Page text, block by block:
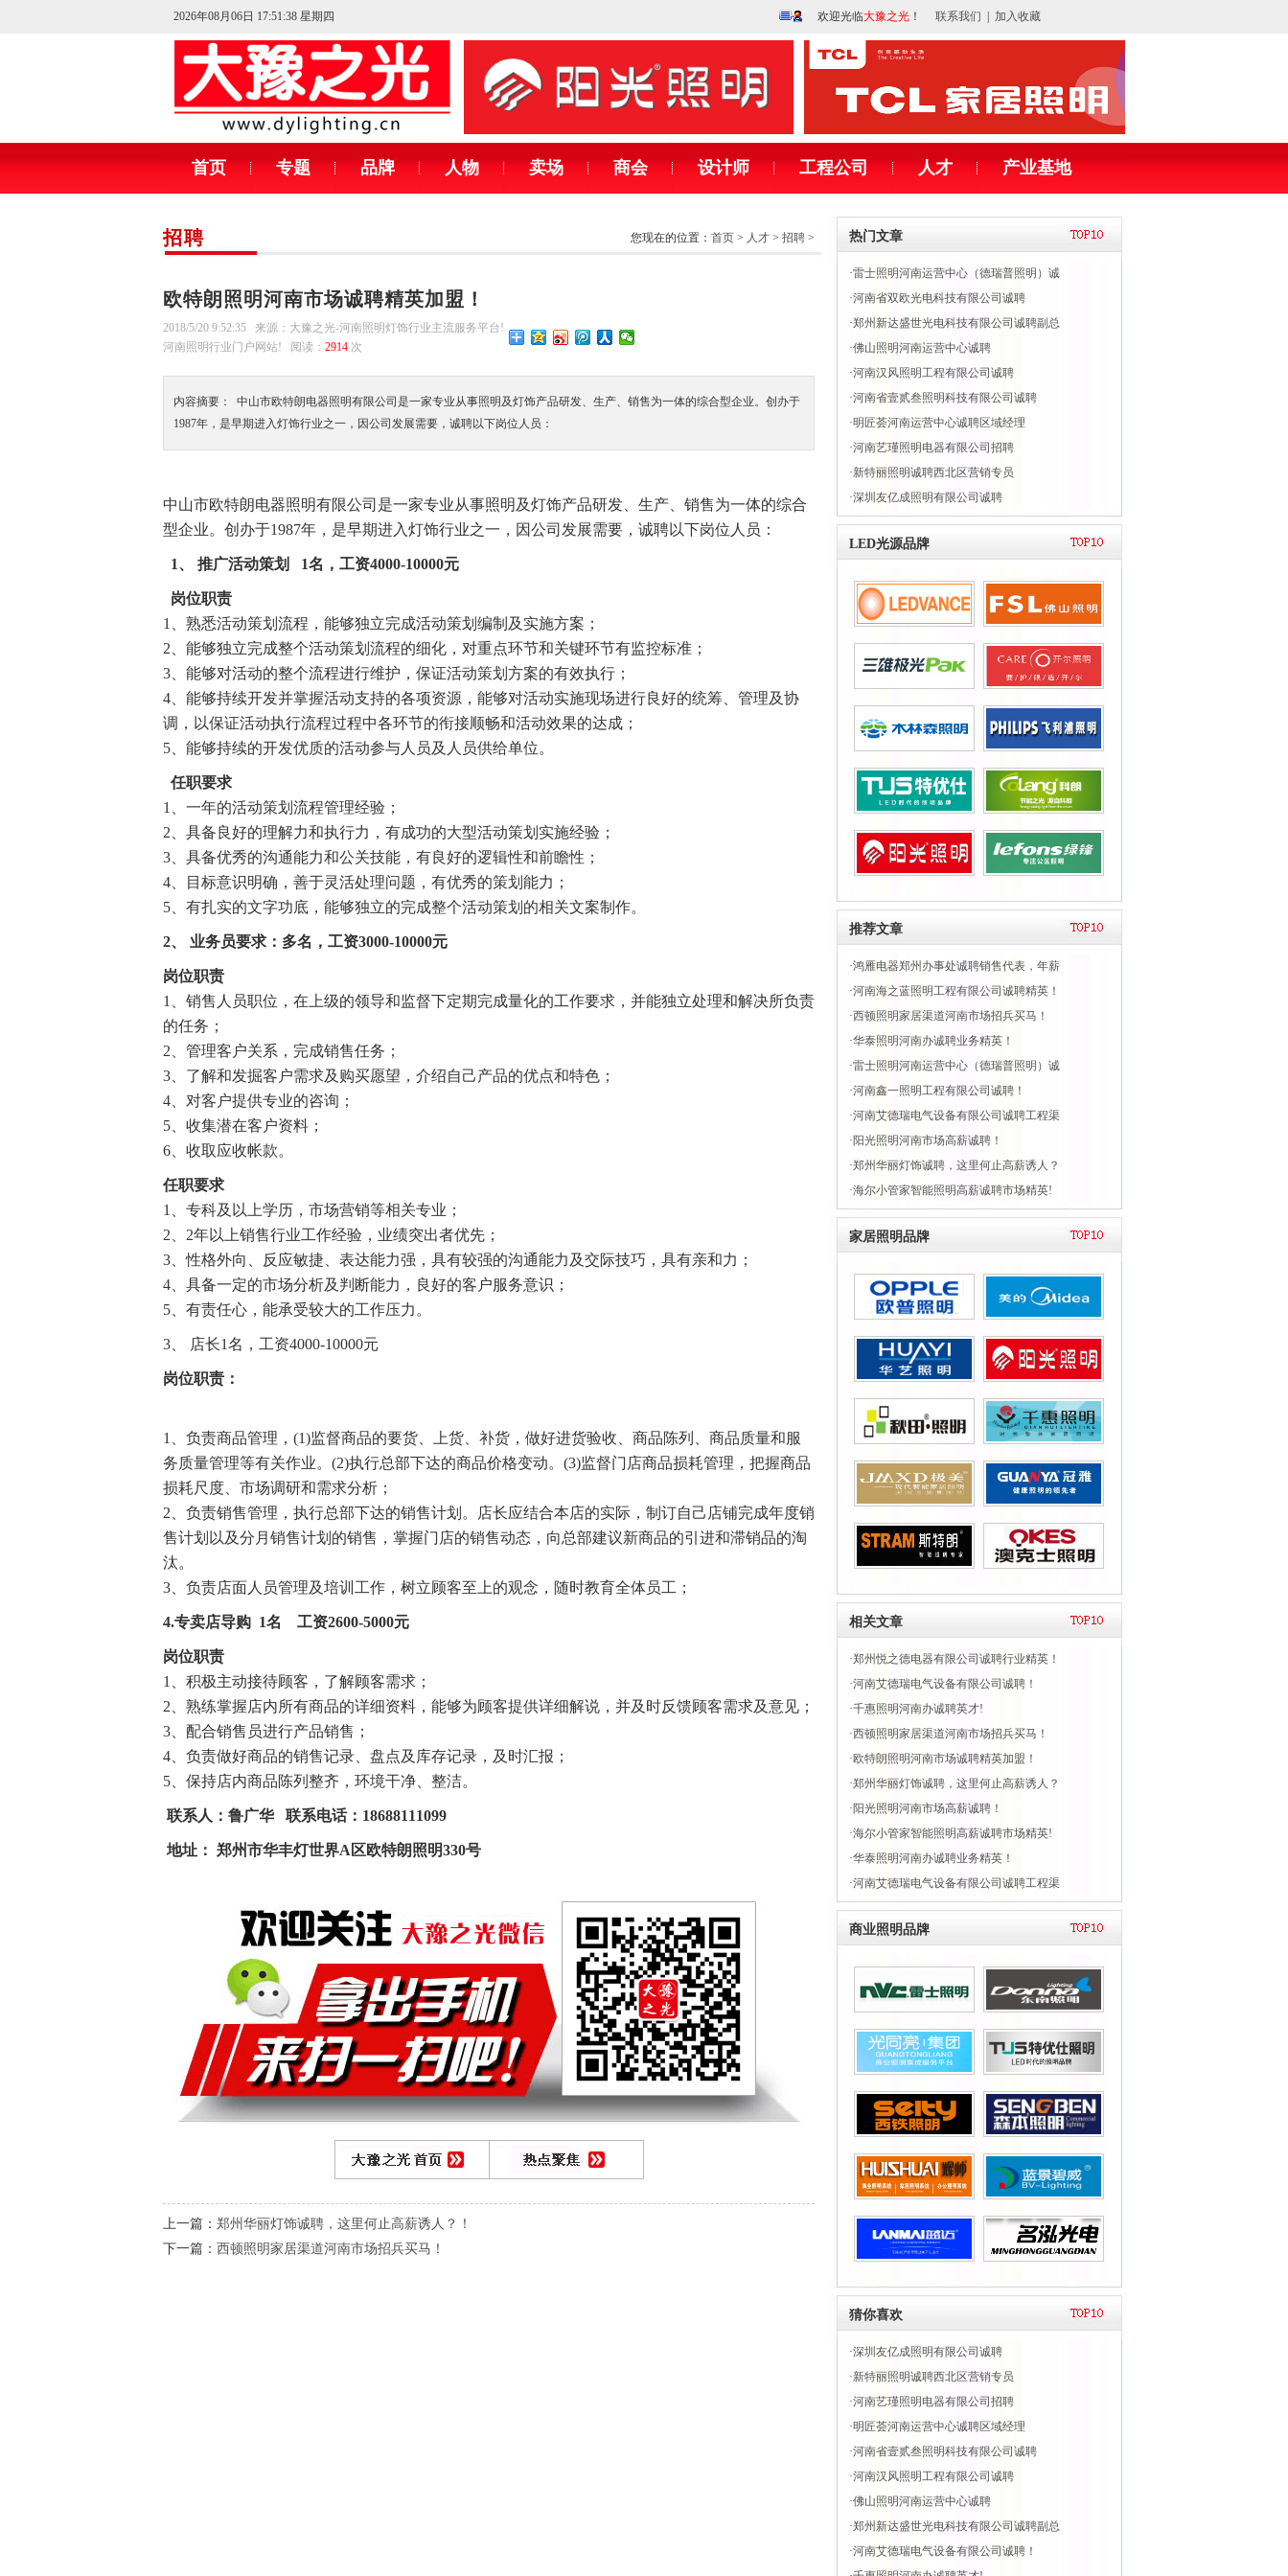
2026年08月06日 17:51:38 星期四 欢迎光临大豫之光 ！ 联系我们 加入收藏
首页 专题 品牌 人物 卖场 商会 设计师 工程公司 人才 产业基地
招聘 您现在的位置： 首页 > 人才 > 招聘 >
欧特朗照明河南市场诚聘精英加盟！
2018/5/20 9:52:35 来源：大豫之光-河南照明灯饰行业主流服务平台!
河南照明行业门户网站! 阅读： 2914 次
内容摘要： 中山市欧特朗电器照明有限公司是一家专业从事照明及灯饰产品研发、生产、销售为一体的综合型企业。创办于
1987年，是早期进入灯饰行业之一，因公司发展需要，诚聘以下岗位人员：
中山市欧特朗电器照明有限公司是一家专业从事照明及灯饰产品研发、生产、销售为一体的综合
型企业。创办于1987年，是早期进入灯饰行业之一，因公司发展需要，诚聘以下岗位人员：
1、 推广活动策划 1名，工资4000-10000元
岗位职责
1、熟悉活动策划流程，能够独立完成活动策划编制及实施方案；
2、能够独立完成整个活动策划流程的细化，对重点环节和关键环节有监控标准；
3、能够对活动的整个流程进行维护，保证活动策划方案的有效执行；
4、能够持续开发并掌握活动支持的各项资源，能够对活动实施现场进行良好的统筹、管理及协
调，以保证活动执行流程过程中各环节的衔接顺畅和活动效果的达成；
5、能够持续的开发优质的活动参与人员及人员供给单位。
任职要求
1、一年的活动策划流程管理经验；
2、具备良好的理解力和执行力，有成功的大型活动策划实施经验；
3、具备优秀的沟通能力和公关技能，有良好的逻辑性和前瞻性；
4、目标意识明确，善于灵活处理问题，有优秀的策划能力；
5、有扎实的文字功底，能够独立的完成整个活动策划的相关文案制作。
2、 业务员要求：多名，工资3000-10000元
岗位职责
1、销售人员职位，在上级的领导和监督下定期完成量化的工作要求，并能独立处理和解决所负责
的任务；
2、管理客户关系，完成销售任务；
3、了解和发掘客户需求及购买愿望，介绍自己产品的优点和特色；
4、对客户提供专业的咨询；
5、收集潜在客户资料；
6、收取应收帐款。
任职要求
1、专科及以上学历，市场营销等相关专业；
2、2年以上销售行业工作经验，业绩突出者优先；
3、性格外向、反应敏捷、表达能力强，具有较强的沟通能力及交际技巧，具有亲和力；
4、具备一定的市场分析及判断能力，良好的客户服务意识；
5、有责任心，能承受较大的工作压力。
3、 店长1名，工资4000-10000元
岗位职责：
1、负责商品管理，(1)监督商品的要货、上货、补货，做好进货验收、商品陈列、商品质量和服
务质量管理等有关作业。(2)执行总部下达的商品价格变动。(3)监督门店商品损耗管理，把握商品
损耗尺度、市场调研和需求分析；
2、负责销售管理，执行总部下达的销售计划。店长应结合本店的实际，制订自己店铺完成年度销
售计划以及分月销售计划的销售，掌握门店的销售动态，向总部建议新商品的引进和滞销品的淘
汰。
3、负责店面人员管理及培训工作，树立顾客至上的观念，随时教育全体员工；
4.专卖店导购 1名 工资2600-5000元
岗位职责
1、积极主动接待顾客，了解顾客需求；
2、熟练掌握店内所有商品的详细资料，能够为顾客提供详细解说，并及时反馈顾客需求及意见；
3、配合销售员进行产品销售；
4、负责做好商品的销售记录、盘点及库存记录，及时汇报；
5、保持店内商品陈列整齐，环境干净、整洁。
联系人：鲁广华 联系电话：18688111099
地址： 郑州市华丰灯世界A区欧特朗照明330号
上一篇： 郑州华丽灯饰诚聘，这里何止高薪诱人？！
下一篇： 西顿照明家居渠道河南市场招兵买马！
热门文章
·雷士照明河南运营中心（德瑞普照明）诚
·河南省双欧光电科技有限公司诚聘
·郑州新达盛世光电科技有限公司诚聘副总
·佛山照明河南运营中心诚聘
·河南汉风照明工程有限公司诚聘
·河南省壹贰叁照明科技有限公司诚聘
·明匠荟河南运营中心诚聘区域经理
·河南艺瑾照明电器有限公司招聘
·新特丽照明诚聘西北区营销专员
·深圳友亿成照明有限公司诚聘
LED光源品牌
推荐文章
·鸿雁电器郑州办事处诚聘销售代表，年薪
·河南海之蓝照明工程有限公司诚聘精英！
·西顿照明家居渠道河南市场招兵买马！
·华泰照明河南办诚聘业务精英！
·雷士照明河南运营中心（德瑞普照明）诚
·河南鑫一照明工程有限公司诚聘！
·河南艾德瑞电气设备有限公司诚聘工程渠
· 阳光照明河南市场高薪诚聘！
·郑州华丽灯饰诚聘，这里何止高薪诱人？
·海尔小管家智能照明高薪诚聘市场精英!
家居照明品牌
相关文章
·郑州悦之德电器有限公司诚聘行业精英！
·河南艾德瑞电气设备有限公司诚聘！
·千惠照明河南办诚聘英才!
·西顿照明家居渠道河南市场招兵买马！
·欧特朗照明河南市场诚聘精英加盟！
·郑州华丽灯饰诚聘，这里何止高薪诱人？
· 阳光照明河南市场高薪诚聘！
·海尔小管家智能照明高薪诚聘市场精英!
·华泰照明河南办诚聘业务精英！
·河南艾德瑞电气设备有限公司诚聘工程渠
商业照明品牌
猜你喜欢
·深圳友亿成照明有限公司诚聘
·新特丽照明诚聘西北区营销专员
·河南艺瑾照明电器有限公司招聘
·明匠荟河南运营中心诚聘区域经理
·河南省壹贰叁照明科技有限公司诚聘
·河南汉风照明工程有限公司诚聘
·佛山照明河南运营中心诚聘
·郑州新达盛世光电科技有限公司诚聘副总
·河南艾德瑞电气设备有限公司诚聘！